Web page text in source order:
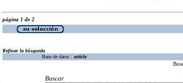
página 1 de 2
Refinar la búsqueda
Base de datos : article
Buscar